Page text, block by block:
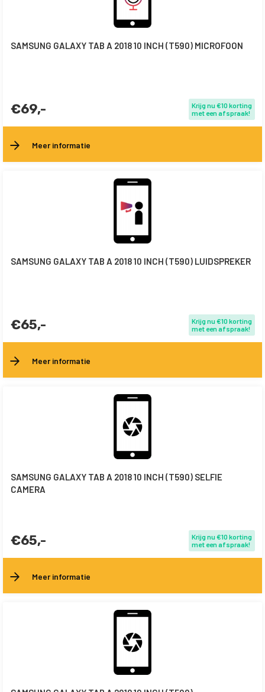
SAMSUNG GALAXY TAB A 2018 10 INCH (T590) MICROFOON
€69,-
Krijg nu €10 korting
met een afspraak!
Meer informatie
SAMSUNG GALAXY TAB A 2018 10 INCH (T590) LUIDSPREKER
€65,-
Krijg nu €10 korting
met een afspraak!
Meer informatie
SAMSUNG GALAXY TAB A 2018 10 INCH (T590) SELFIE
CAMERA
€65,-
Krijg nu €10 korting
met een afspraak!
Meer informatie